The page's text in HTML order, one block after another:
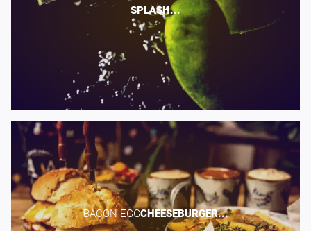
SPLASH...
BACON EGG​CHEESEBURGER...